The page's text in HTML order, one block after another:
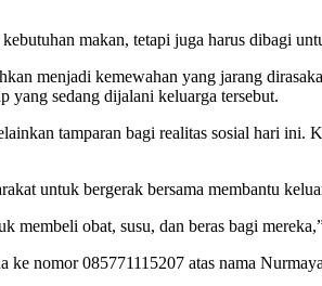
makan, tetapi juga harus dibagi
menjadi kemewahan yang jarang
yang sedang dijalani keluarga tersebut.
tamparan bagi realitas sosial hari ini.
untuk bergerak bersama membantu
membeli obat, susu, dan beras bagi
ke nomor 085771115207 atas nama